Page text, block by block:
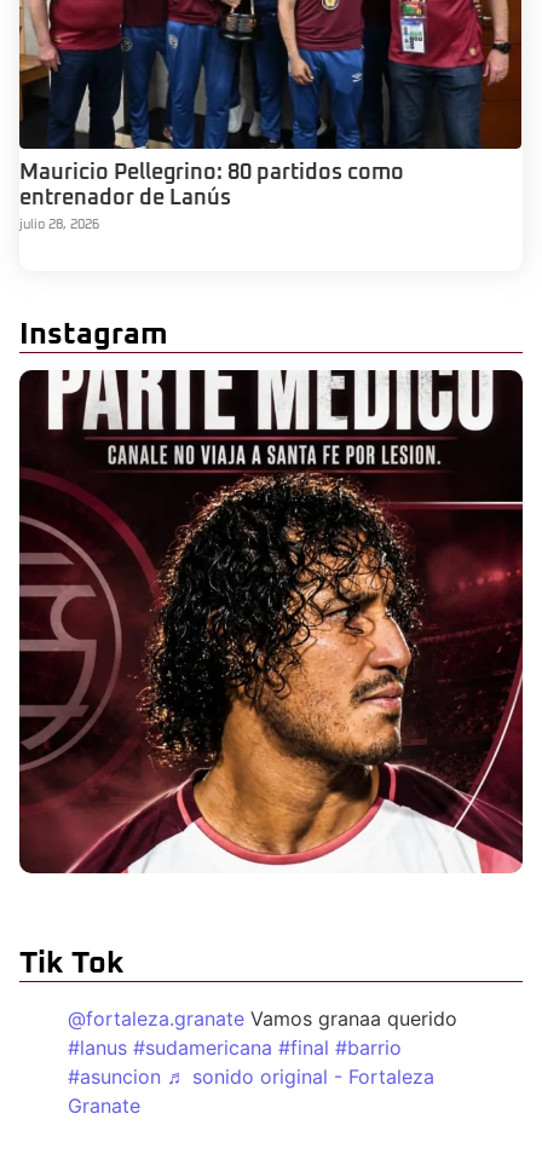
Mauricio Pellegrino: 80 partidos como
entrenador de Lanús
julio 28, 2026
Instagram
Tik Tok
@fortaleza.granate Vamos granaa querido
#lanus #sudamericana #final #barrio
#asuncion ♬ sonido original - Fortaleza
Granate